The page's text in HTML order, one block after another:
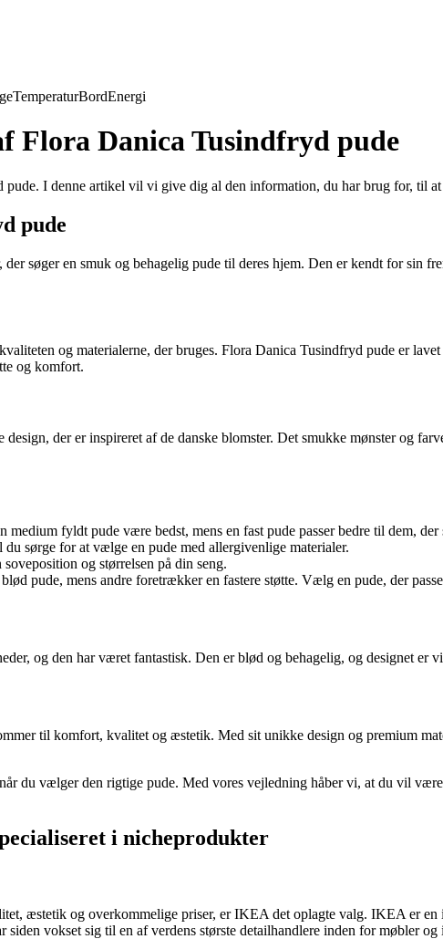
TemperaturBordEnergi
Flora Danica Tusindfryd pude
I denne artikel vil vi give dig al den information, du har brug for, til
pude
søger en smuk og behagelig pude til deres hjem. Den er kendt for sin
og materialerne, der bruges. Flora Danica Tusindfryd pude er
og komfort.
der er inspireret af de danske blomster. Det smukke mønster og
fyldt pude være bedst, mens en fast pude passer bedre til dem, der
sørge for at vælge en pude med allergivenlige materialer.
og størrelsen på din seng.
pude, mens andre foretrækker en fastere støtte. Vælg en pude, der
og den har været fantastisk. Den er blød og behagelig, og designet er
til komfort, kvalitet og æstetik. Med sit unikke design og premium
du vælger den rigtige pude. Med vores vejledning håber vi, at du vil
i nicheprodukter
æstetik og overkommelige priser, er IKEA det oplagte valg. IKEA er
vokset sig til en af verdens største detailhandlere inden for møbler og